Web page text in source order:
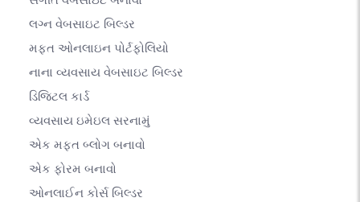
લગ્ન વેબસાઇટ બિલ્ડર
મફત ઓનલાઇન પોર્ટફોલિયો
નાના વ્યવસાય વેબસાઇટ બિલ્ડર
ડિજિટલ કાર્ડ
વ્યવસાય ઇમેઇલ સરનામું
એક મફત બ્લોગ બનાવો
એક ફોરમ બનાવો
ઓનલાઈન કોર્સ બિલ્ડર